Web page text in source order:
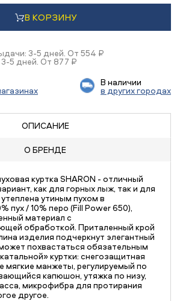
В КОРЗИНУ
3-5 дней. От 554 ₽
5 дней. От 877 ₽
В наличии
в других городах
ОПИСАНИЕ
О БРЕНДЕ
куртка SHARON - отличный
как для горных лыж, так и для
утиным пухом в
пух / 10% перо (Fill Power 650),
материал с
обработкой. Приталенный крой
изделия подчеркнут элегантный
похвастаться обязательным
куртки: снегозащитная
мягкие манжеты, регулируемый по
капюшон, утяжка по низу,
микрофибра для протирания
другое.